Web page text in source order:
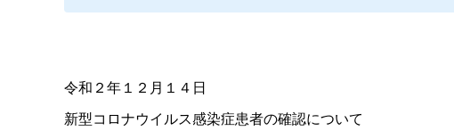
令和２年１２月１４日
新型コロナウイルス感染症患者の確認について